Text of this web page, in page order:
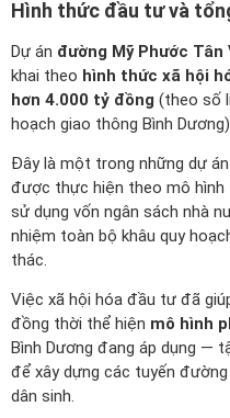
Hình thức đầu tư và
Dự án đường Mỹ Phước Tân
khai theo hình thức xã hội
hơn 4.000 tỷ đồng (theo số
hoạch giao thông Bình
Đây là một trong những dự
được thực hiện theo mô hình
sử dụng vốn ngân sách nhà
nhiệm toàn bộ khâu quy
thác.
Việc xã hội hóa đầu tư đã
đồng thời thể hiện mô hình
Bình Dương đang áp dụng —
để xây dựng các tuyến
dân sinh.